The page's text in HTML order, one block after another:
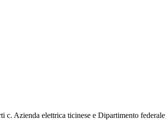
Azienda elettrica ticinese e Dipartimento